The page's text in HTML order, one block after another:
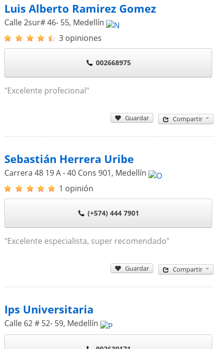
Luis Alberto Ramirez Gomez
Calle 2sur# 46- 55, Medellín
3 opiniones
002668975
"Excelente profecional"
Guardar Compartir
Sebastián Herrera Uribe
Carrera 48 19 A - 40 Cons 901, Medellín
1 opinión
(+574) 444 7901
"Excelente especialista, super recomendado"
Guardar Compartir
Ips Universitaria
Calle 62 # 52- 59, Medellín